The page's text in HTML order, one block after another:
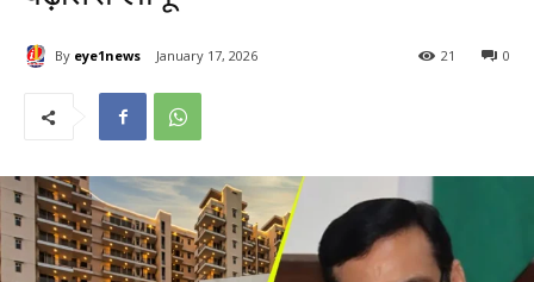
By eye1news January 17, 2026 0
21